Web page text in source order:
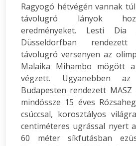
Ragyogó hétvégén vannak
távolugró lányok
eredményeket. Lesti Dia
Düsseldorfban
távolugró versenyen az
Malaika Mihambo mögött
végzett. Ugyanebben
Budapesten rendezett
mindössze 15 éves
csúccsal, korosztályos
centiméteres ugrással nyert
60 méter síkfutásban